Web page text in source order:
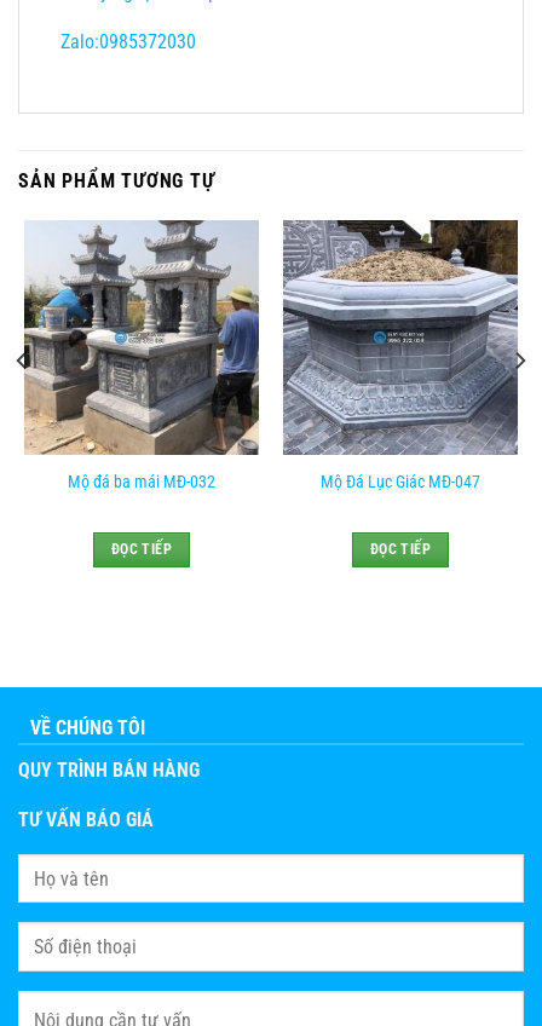
Zalo:0985372030
SẢN PHẨM TƯƠNG TỰ
Mộ đá ba mái MĐ-032
ĐỌC TIẾP
Mộ Đá Lục Giác MĐ-047
ĐỌC TIẾP
VỀ CHÚNG TÔI
QUY TRÌNH BÁN HÀNG
TƯ VẤN BÁO GIÁ